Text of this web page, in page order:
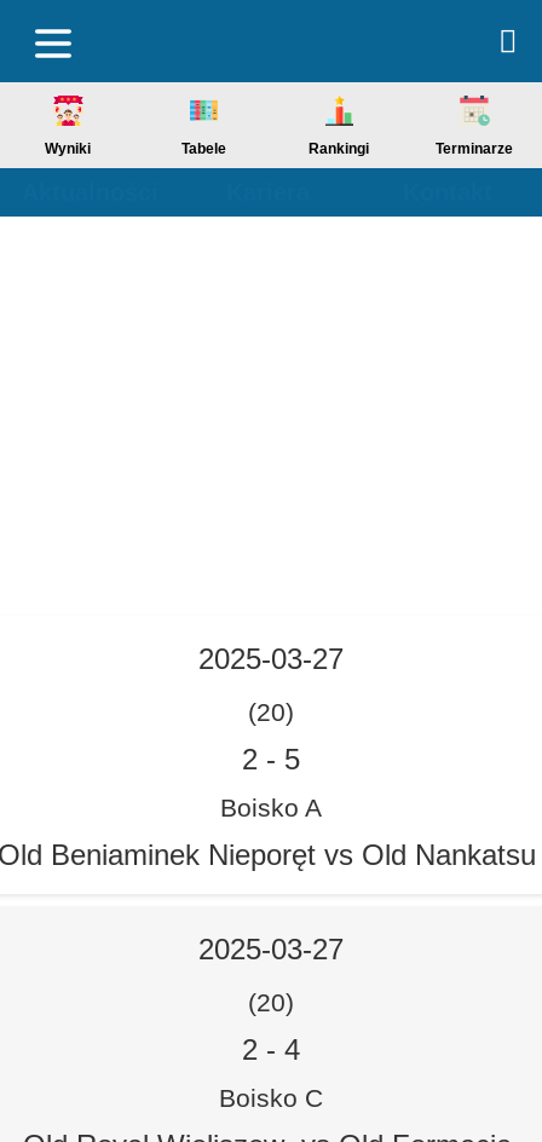
Wyniki Tabele Rankingi Terminarze
2025-03-27
(20)
2 - 5
Boisko A
Beniaminek Nieporęt vs Old
2025-03-27
(20)
2 - 4
Boisko C